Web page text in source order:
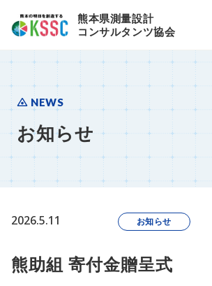
熊本県測量設計
コンサルタンツ協会
NEWS
お知らせ
2026.5.11 お知らせ
熊助組 寄付金贈呈式